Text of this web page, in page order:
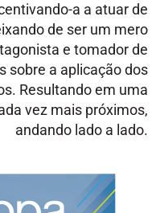
a a atuar de
de ser um mero
e tomador de
sobre a aplicação dos
Resultando em uma
vez mais próximos,
andando lado a lado.